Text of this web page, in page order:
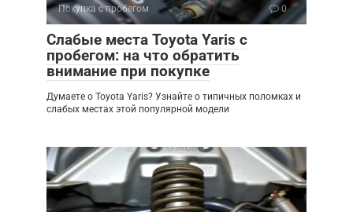
Покупка с пробегом 0
Слабые места Toyota Yaris с
пробегом: на что обратить
внимание при покупке
Думаете о Toyota Yaris? Узнайте о типичных поломках и
слабых местах этой популярной модели